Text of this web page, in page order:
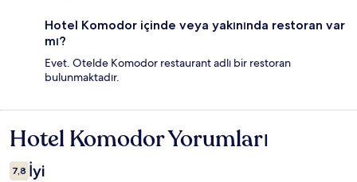
Hotel Komodor içinde veya yakınında restoran var
mı?
Evet. Otelde Komodor restaurant adlı bir restoran
bulunmaktadır.
Yorumlar
Hotel Komodor Yorumları
7,8 İyi